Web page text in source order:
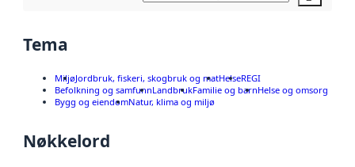
Tema
MiljøJordbruk, fiskeri, skogbruk og matHelseREGI
Befolkning og samfunnLandbrukFamilie og barnHelse og omsorg
Bygg og eiendomNatur, klima og miljø
Nøkkelord